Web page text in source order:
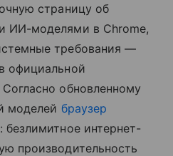
страницу об
ИИ-моделями в Chrome,
требования —
официальной
обновленному
моделей браузер
безлимитное интернет-
производительность